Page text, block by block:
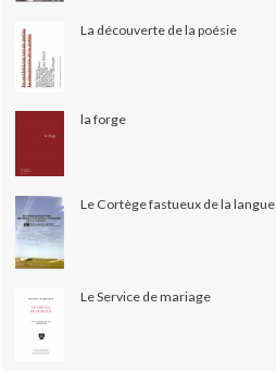
La découverte de la poésie
la forge
Le Cortège fastueux de la langue
Le Service de mariage